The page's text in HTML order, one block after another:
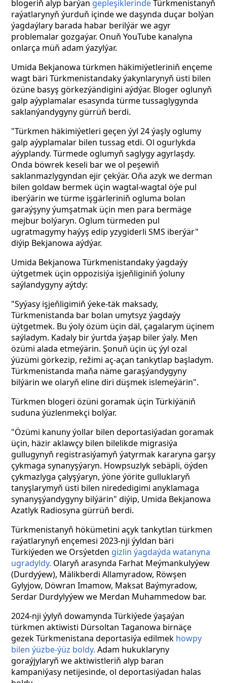
blogeriň alyp barýan gepleşiklerindeTürkmenistanyň
raýatlarynyň ýurduň içinde we daşynda duçar bolýan
ýagdaýlary barada habar berilýär we agyr
problemalar gozgaýar. Onuň YouTube kanalyna
onlarça müň adam ýazylýar.
Umida Bekjanowa türkmen häkimiýetleriniň ençeme
wagt bäri Türkmenistandaky ýakynlarynyň üsti bilen
özüne basyş görkezýändigini aýdýar. Bloger oglunyň
galp aýyplamalar esasynda türme tussaglygynda
saklanýandygyny gürrüň berdi.
"Türkmen häkimiýetleri geçen ýyl 24 ýaşly oglumy
galp aýyplamalar bilen tussag etdi. Ol ogurlykda
aýyplandy. Türmede oglumyň saglygy agyrlaşdy.
Onda böwrek keseli bar we ol peşewiň
saklanmazlygyndan ejir çekýär. Oňa azyk we derman
bilen goldaw bermek üçin wagtal-wagtal öýe pul
iberýärin we türme işgärleriniň ogluma bolan
garaýşyny ýumşatmak üçin men para bermäge
mejbur bolýaryn. Oglum türmeden pul
ugratmagymy haýyş edip yzygiderli SMS iberýär"
diýip Bekjanowa aýdýar.
Umida Bekjanowa Türkmenistandaky ýagdaýy
üýtgetmek üçin oppozisiýa işjeňliginiň ýoluny
saýlandygyny aýtdy:
"Syýasy işjeňligimiň ýeke-täk maksady,
Türkmenistanda bar bolan umytsyz ýagdaýy
üýtgetmek. Bu ýoly özüm üçin däl, çagalarym üçinem
saýladym. Kadaly bir ýurtda ýaşap biler ýaly. Men
özümi alada etmeýärin. Şonuň üçin üç ýyl ozal
ýüzümi görkezip, režimi aç-açan tankytlap başladym.
Türkmenistanda maňa näme garaşýandygyny
bilýärin we olaryň eline diri düşmek islemeýärin".
Türkmen blogeri özüni goramak üçin Türkiýäniň
suduna ýüzlenmekçi bolýar.
"Özümi kanuny ýollar bilen deportasiýadan goramak
üçin, häzir aklawçy bilen bilelikde migrasiýa
gullugynyň registrasiýamyň ýatyrmak kararyna garşy
çykmaga synanyşýaryn. Howpsuzlyk sebäpli, öýden
çykmazlyga çalyşýaryn, ýöne ýörite gulluklaryň
tanyşlarymyň üsti bilen nirededigimi anyklamaga
synanyşýandygyny bilýärin" diýip, Umida Bekjanowa
Azatlyk Radiosyna gürrüň berdi.
Türkmenistanyň hökümetini açyk tankytlan türkmen
raýatlarynyň ençemesi 2023-nji ýyldan bäri
Türkiýeden we Orsýetden gizlin ýagdaýda watanyna
ugradyldy. Olaryň arasynda Farhat Meýmankulyýew
(Durdyýew), Mälikberdi Allamyradow, Röwşen
Gylyjow, Döwran Imamow, Maksat Baýmyradow,
Serdar Durdylyýew we Merdan Muhammedow bar.
2024-nji ýylyň dowamynda Türkiýede ýaşaýan
türkmen aktiwisti Dürsoltan Taganowa birnäçe
gezek Türkmenistana deportasiýa edilmek howpy
bilen ýüzbe-ýüz boldy. Adam hukuklaryny
goraýjylaryň we aktiwistleriň alyp baran
kampaniýasy netijesinde, ol deportasiýadan halas